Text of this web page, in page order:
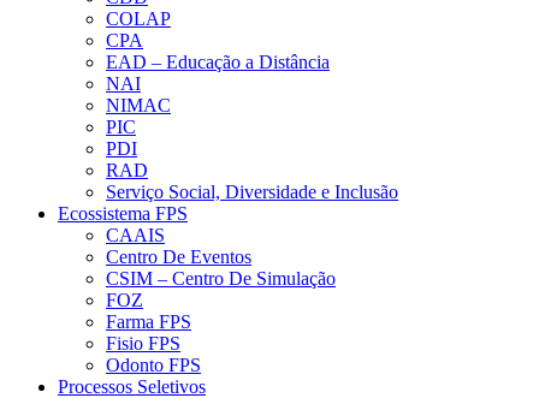
COLAP
CPA
EAD – Educação a Distância
NAI
NIMAC
PIC
PDI
RAD
Serviço Social, Diversidade e Inclusão
Ecossistema FPS
CAAIS
Centro De Eventos
CSIM – Centro De Simulação
FOZ
Farma FPS
Fisio FPS
Odonto FPS
Processos Seletivos